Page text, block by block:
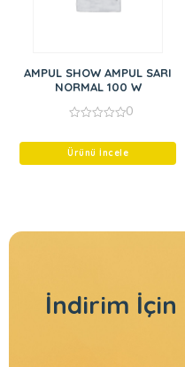
AMPUL SHOW AMPUL SARI
NORMAL 100 W
of
0
Ürünü İncele
İndirim İçin